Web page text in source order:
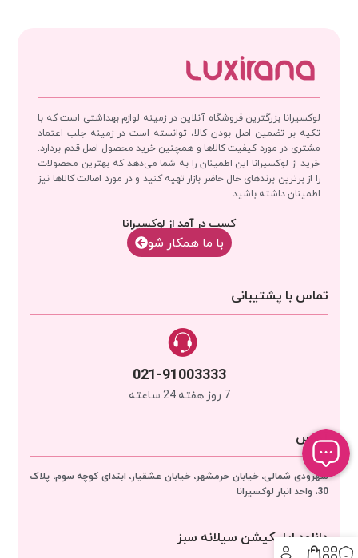
لوکسیرانا بزرگترین فروشگاه آنلاین در زمینه لوازم بهداشتی است که با
تکیه بر تضمین اصل بودن کالا، توانسته است در زمینه جلب اعتماد
مشتری در مورد کیفیت کالاها و همچنین خرید محصول اصل قدم بردارد.
خرید از لوکسیرانا این اطمینان را به شما می‌دهد که بهترین محصولات
را از برترین برندهای حال حاضر بازار تهیه کنید و در مورد اصالت کالاها نیز
اطمینان داشته باشید.
کسب در آمد از لوکسیرانا
با‌‌ ما همکار شو
تماس با پشتیبانی
021-91003333
7 روز هفته 24 ساعته
آدرس
سهرودی شمالی، خیابان خرمشهر، خیابان عشقیار، ابتدای کوچه سوم، پلاک
30، واحد انبار
لوکسیرانا
دانلود اپلیکیشن سیلانه سبز